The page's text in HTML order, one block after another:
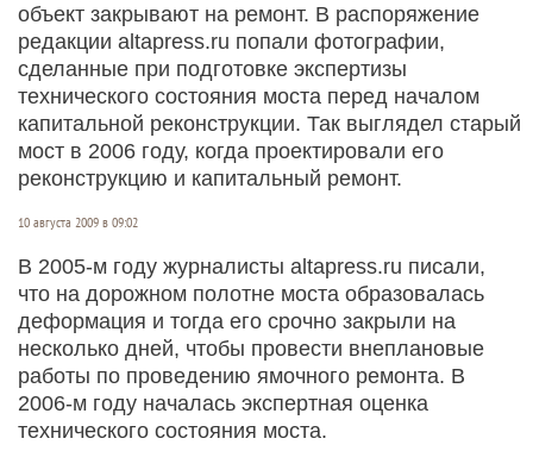
объект закрывают на ремонт. В распоряжение
редакции altapress.ru попали фотографии,
сделанные при подготовке экспертизы
технического состояния моста перед началом
капитальной реконструкции. Так выглядел старый
мост в 2006 году, когда проектировали его
реконструкцию и капитальный ремонт.
10 августа 2009 в 09:02
В 2005-м году журналисты altapress.ru писали,
что на дорожном полотне моста образовалась
деформация и тогда его срочно закрыли на
несколько дней, чтобы провести внеплановые
работы по проведению ямочного ремонта. В
2006-м году началась экспертная оценка
технического состояния моста.